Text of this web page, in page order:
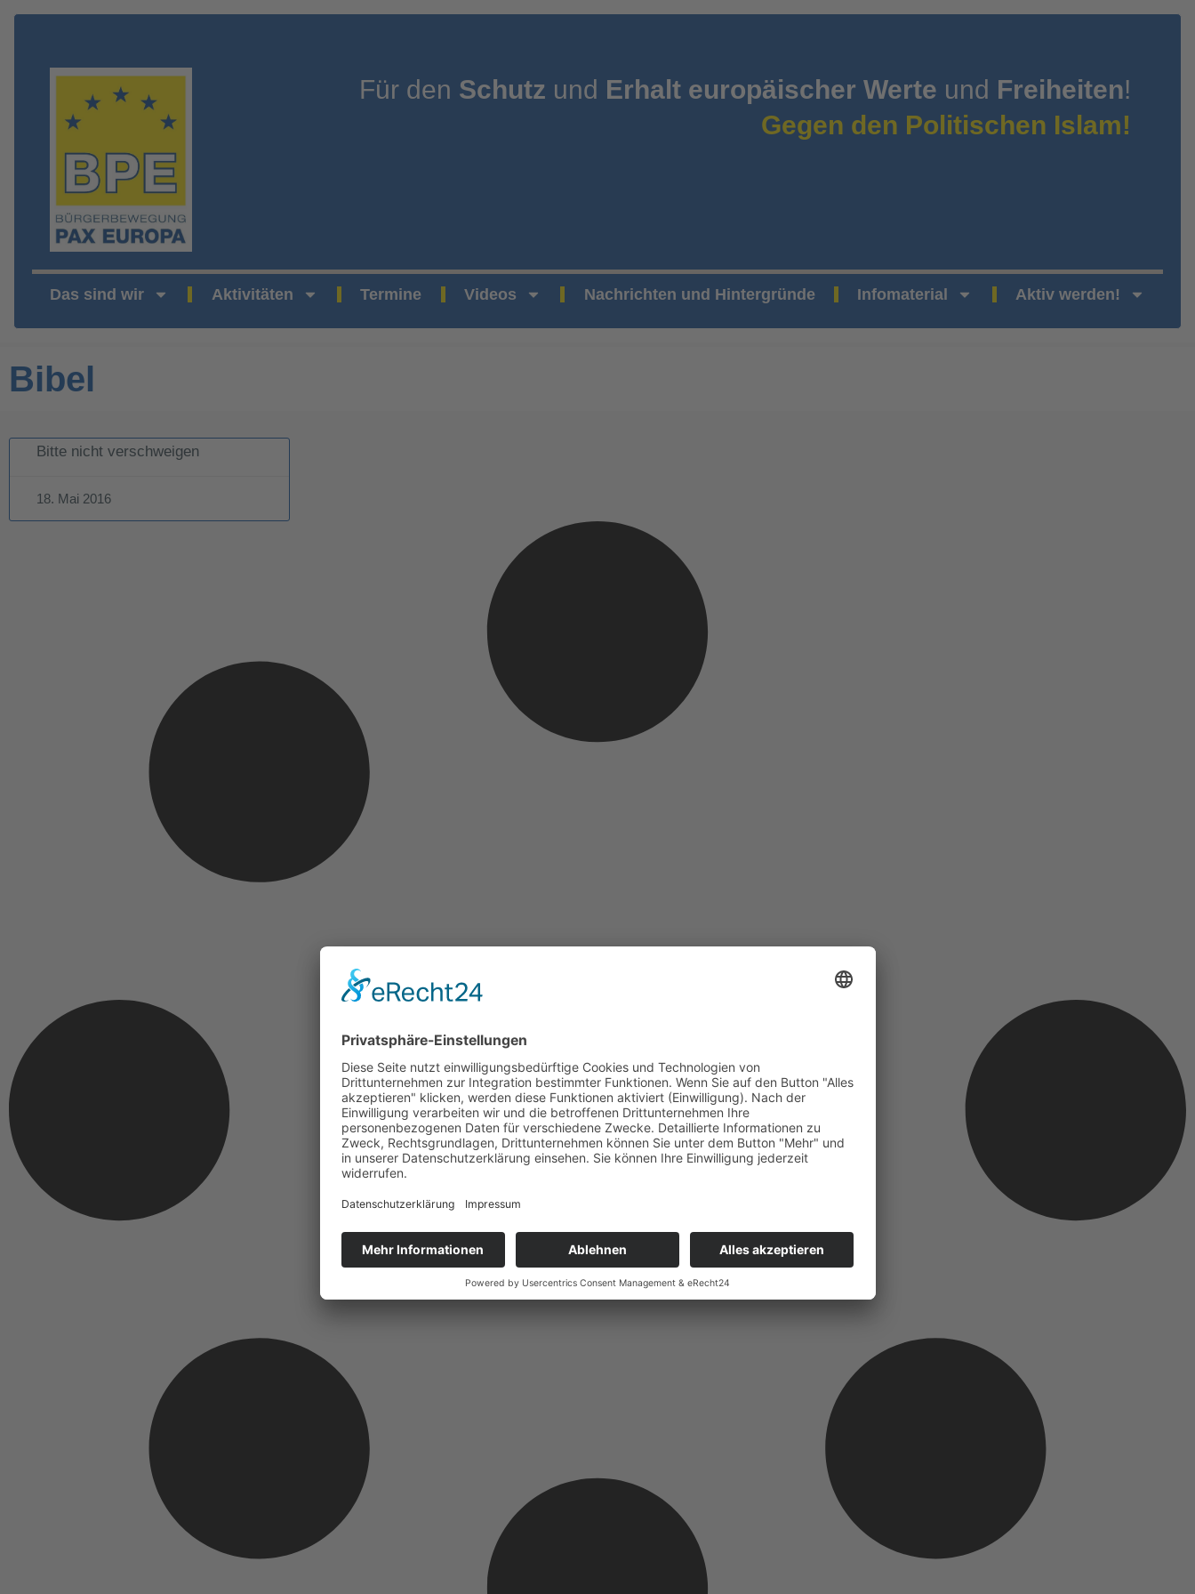
Für den Schutz und Erhalt europäischer Werte und Freiheiten!
Gegen den Politischen Islam!
Das sind wir Aktivitäten Termine Videos Nachrichten und Hintergründe Infomaterial Aktiv werden!
Bibel
Bitte nicht verschweigen
18. Mai 2016